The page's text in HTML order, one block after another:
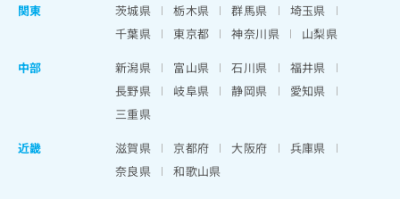
関東
茨城県 栃木県 群馬県
埼玉県
千葉県
東京都 神奈川県
山梨県
中部
新潟県 富山県 石川県
福井県
長野県
岐阜県 静岡県
愛知県
三重県
近畿
滋賀県 京都府 大阪府
兵庫県
奈良県
和歌山県